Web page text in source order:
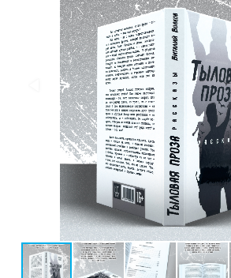
Публицистика
Проза
Тайное и
непознанное
Образ
жизни
Философия
Конспирология
Политика
Религия